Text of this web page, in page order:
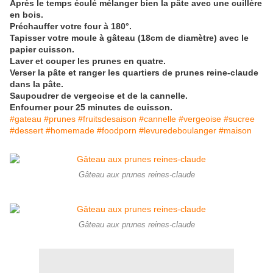
Après le temps éculé mélanger bien la pâte avec une cuillère
en bois.
Préchauffer votre four à 180°.
Tapisser votre moule à gâteau (18cm de diamètre) avec le
papier cuisson.
Laver et couper les prunes en quatre.
Verser la pâte et ranger les quartiers de prunes reine-claude
dans la pâte.
Saupoudrer de vergeoise et de la cannelle.
Enfourner pour 25 minutes de cuisson.
#gateau #prunes #fruitsdesaison #cannelle #vergeoise #sucree
#dessert #homemade #foodporn #levuredeboulanger #maison
Gâteau aux prunes reines-claude
Gâteau aux prunes reines-claude